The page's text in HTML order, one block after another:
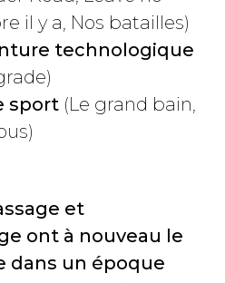
il y a, Nos batailles)
technologique
sport (Le grand bain,
et
ont à nouveau le
dans un époque